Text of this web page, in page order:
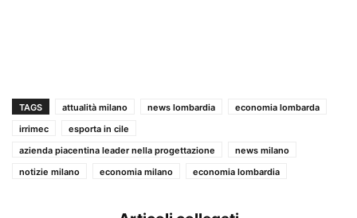
TAGS attualità milano news lombardia
economia lombarda
irrimec
esporta in cile
azienda piacentina leader nella progettazione
news milano
notizie milano
economia milano economia lombardia